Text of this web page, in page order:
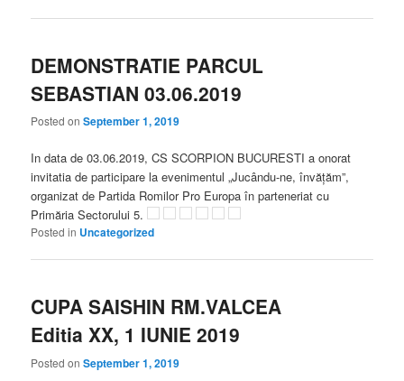
DEMONSTRATIE PARCUL
SEBASTIAN 03.06.2019
Posted onSeptember 1, 2019
In data de 03.06.2019, CS SCORPION BUCURESTI a onorat
invitatia de participare la evenimentul „Jucându-ne, învățăm”,
organizat de Partida Romilor Pro Europa în parteneriat cu
Primăria Sectorului 5.
Posted in Uncategorized
CUPA SAISHIN RM.VALCEA
Editia XX, 1 IUNIE 2019
Posted onSeptember 1, 2019